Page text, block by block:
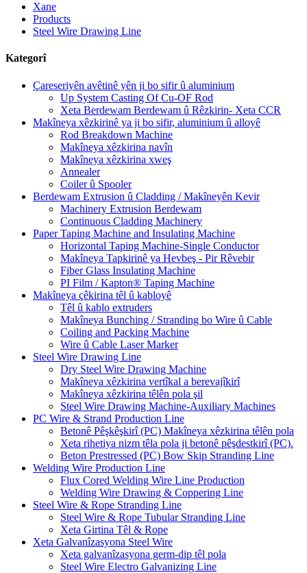
Xane
Products
Steel Wire Drawing Line
Kategorî
Çareseriyên avêtinê yên ji bo sifir û aluminium
Up System Casting Of Cu-OF Rod
Xeta Berdewam Berdewam û Rêzkirin- Xeta CCR
Makîneya xêzkirinê ya ji bo sifir, aluminium û alloyê
Rod Breakdown Machine
Makîneya xêzkirina navîn
Makîneya xêzkirina xweş
Annealer
Coiler û Spooler
Berdewam Extrusion û Cladding / Makîneyên Kevir
Machinery Extrusion Berdewam
Continuous Cladding Machinery
Paper Taping Machine and Insulating Machine
Horizontal Taping Machine-Single Conductor
Makîneya Tapkirinê ya Hevbeş - Pir Rêvebir
Fiber Glass Insulating Machine
PI Film / Kapton® Taping Machine
Makîneya çêkirina têl û kabloyê
Têl û kablo extruders
Makîneya Bunching / Stranding bo Wire û Cable
Coiling and Packing Machine
Wire û Cable Laser Marker
Steel Wire Drawing Line
Dry Steel Wire Drawing Machine
Makîneya xêzkirina vertîkal a berevajîkirî
Makîneya xêzkirina têlên pola şil
Steel Wire Drawing Machine-Auxiliary Machines
PC Wire & Strand Production Line
Betonê Pêşkêşkirî (PC) Makîneya xêzkirina têlên pola
Xeta rihetiya nizm têla pola ji betonê pêşdestkirî (PC).
Beton Prestressed (PC) Bow Skip Stranding Line
Welding Wire Production Line
Flux Cored Welding Wire Line Production
Welding Wire Drawing & Coppering Line
Steel Wire & Rope Stranding Line
Steel Wire & Rope Tubular Stranding Line
Xeta Girtina Têl & Rope
Xeta Galvanîzasyona Steel Wire
Xeta galvanîzasyona germ-dip têl pola
Steel Wire Electro Galvanizing Line